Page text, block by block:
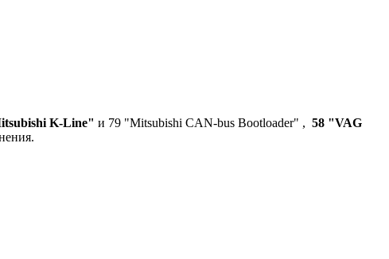
K-Line" и 79 "Mitsubishi CAN-bus Bootloader" , 58 "VAG